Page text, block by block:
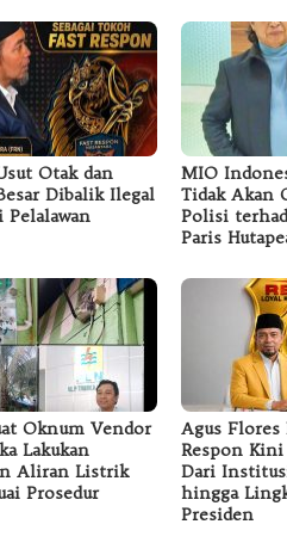
Otak dan
Dibalik Ilegal
MIO
Tidak Akan
Polisi
Paris
Oknum Vendor
Lakukan
Aliran Listrik
Prosedur
Agus Flores
Respon
Dari
hingga
Presiden